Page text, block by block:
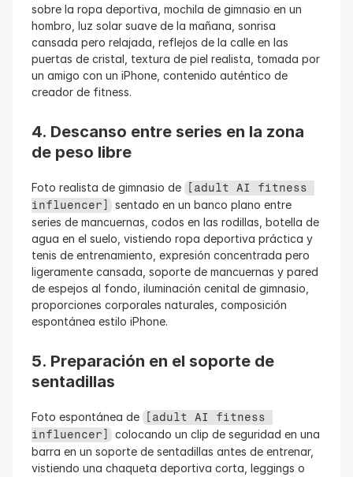
sobre la ropa deportiva, mochila de gimnasio en un
hombro, luz solar suave de la mañana, sonrisa
cansada pero relajada, reflejos de la calle en las
puertas de cristal, textura de piel realista, tomada por
un amigo con un iPhone, contenido auténtico de
creador de fitness.
4. Descanso entre series en la zona
de peso libre
Foto realista de gimnasio de
[adult AI fitness
influencer] sentado en un banco plano entre
series de mancuernas, codos en las rodillas, botella de
agua en el suelo, vistiendo ropa deportiva práctica y
tenis de entrenamiento, expresión concentrada pero
ligeramente cansada, soporte de mancuernas y pared
de espejos al fondo, iluminación cenital de gimnasio,
proporciones corporales naturales, composición
espontánea estilo iPhone.
5. Preparación en el soporte de
sentadillas
Foto espontánea de
[adult AI fitness
influencer] colocando un clip de seguridad en una
barra en un soporte de sentadillas antes de entrenar,
vistiendo una chaqueta deportiva corta, leggings o